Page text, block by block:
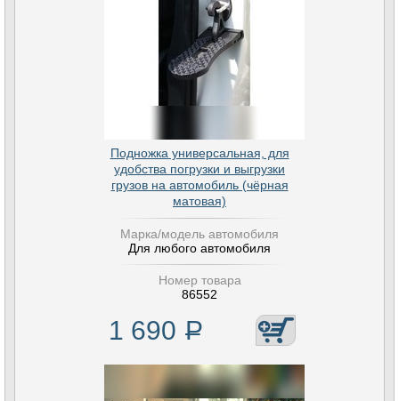
Подножка универсальная, для
удобства погрузки и выгрузки
грузов на автомобиль (чёрная
матовая)
Марка/модель автомобиля
Для любого автомобиля
Номер товара
86552
1 690 Р